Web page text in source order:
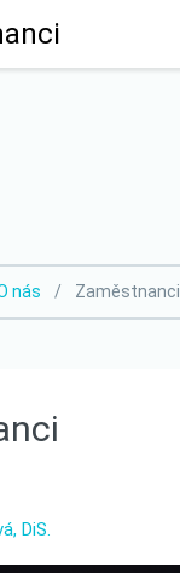
nás Zaměstnanci
DiS.